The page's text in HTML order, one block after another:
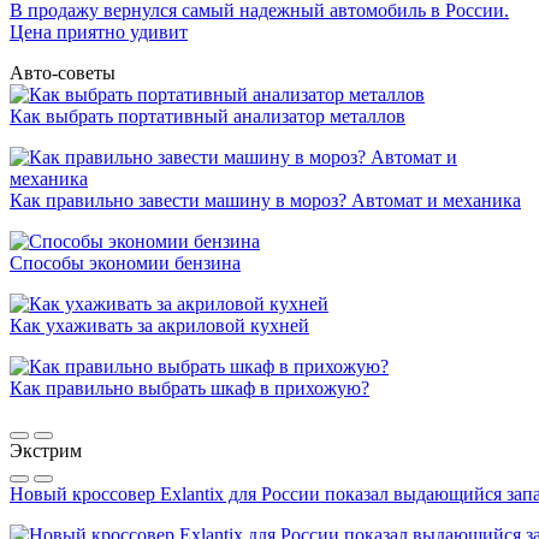
В продажу вернулся самый надежный автомобиль в России.
Цена приятно удивит
Авто-советы
Как выбрать портативный анализатор металлов
Как правильно завести машину в мороз? Автомат и механика
Способы экономии бензина
Как ухаживать за акриловой кухней
Как правильно выбрать шкаф в прихожую?
Экстрим
Новый кроссовер Exlantix для России показал выдающийся